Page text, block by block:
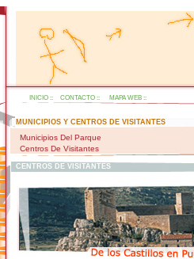
INICIO :: CONTACTO :: MAPA WEB ::
MUNICIPIOS Y CENTROS DE VISITANTES
Municipios Del Parque
Centros De Visitantes
CENTROS DE VISITANTES